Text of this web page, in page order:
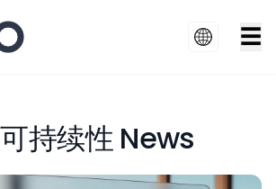
☰
持续性 News